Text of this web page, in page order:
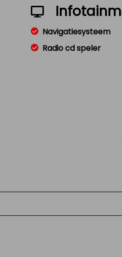
Navigatiesysteem
Radio cd speler